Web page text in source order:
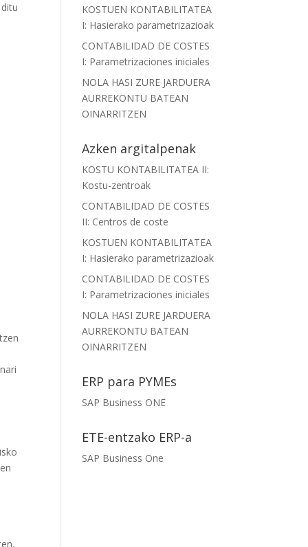
KOSTUEN KONTABILITATEA
I: Hasierako parametrizazioak
CONTABILIDAD DE COSTES
I: Parametrizaciones iniciales
NOLA HASI ZURE JARDUERA
AURREKONTU BATEAN
OINARRITZEN
Azken argitalpenak
KOSTU KONTABILITATEA II:
Kostu-zentroak
CONTABILIDAD DE COSTES
II: Centros de coste
KOSTUEN KONTABILITATEA
I: Hasierako parametrizazioak
CONTABILIDAD DE COSTES
I: Parametrizaciones iniciales
NOLA HASI ZURE JARDUERA
AURREKONTU BATEAN
OINARRITZEN
ERP para PYMEs
SAP Business ONE
ETE-entzako ERP-a
SAP Business One